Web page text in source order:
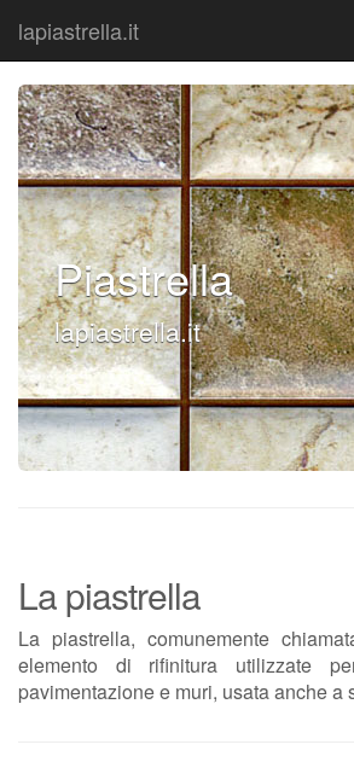
lapiastrella.it
Piastrella
lapiastrella.it
La piastrella
La piastrella, comunemente
elemento di rifinitura utilizzate
pavimentazione e muri, usata anche a